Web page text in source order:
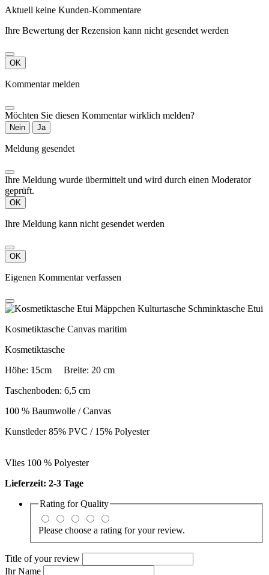
Aktuell keine Kunden-Kommentare
Ihre Bewertung der Rezension kann nicht gesendet werden
OK
Kommentar melden
Möchten Sie diesen Kommentar wirklich melden?
Nein Ja
Meldung gesendet
Ihre Meldung wurde übermittelt und wird durch einen Moderator
geprüft.
OK
Ihre Meldung kann nicht gesendet werden
OK
Eigenen Kommentar verfassen
Kosmetiktasche Canvas maritim
Kosmetiktasche
Höhe: 15cm Breite: 20 cm
Taschenboden: 6,5 cm
100 % Baumwolle / Canvas
Kunstleder 85% PVC / 15% Polyester
Vlies 100 % Polyester
Lieferzeit: 2-3 Tage
Rating forQuality
Please choose a rating for your review.
Title of your review
Ihr Name